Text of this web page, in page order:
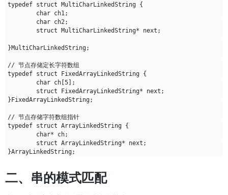
typedef struct MultiCharLinkedString {
}MultiCharLinkedString;
// 节点存储定长字符数组
typedef struct FixedArrayLinkedString {
}FixedArrayLinkedString;
// 节点存储字符数组指针
typedef struct ArrayLinkedString {
二、串的模式匹配